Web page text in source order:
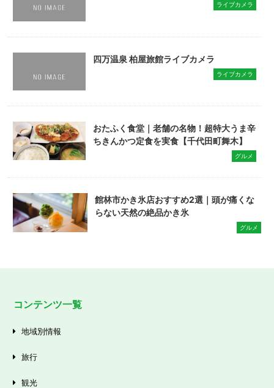
ライブカメラ
四万温泉 柏屋旅館ライブカメラ
ライブカメラ
おたふく食堂｜老舗の名物！超特大うま辛
ちきんかつ定食を実食【千代田町舞木】
グルメ
館林市かき氷店おすすめ2選｜頭が痛くな
らない天然の絶品かき氷
グルメ
コンテンツ一覧
地域別情報
旅行
観光